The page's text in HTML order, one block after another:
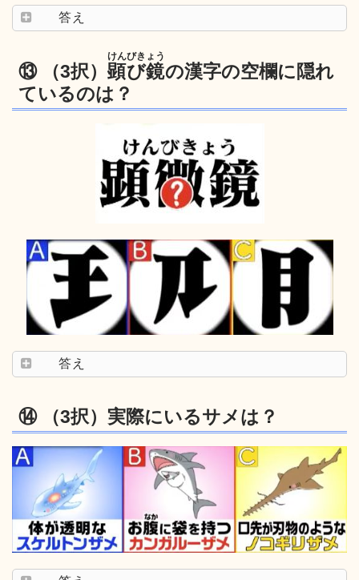
答え
⑬ （3択） 顕び鏡
けんびきょう
の漢字の空欄に隠れ
ているのは？
答え
⑭ （3択）実際にいるサメは？